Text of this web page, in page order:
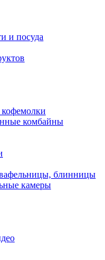
и посуда
комбайны
блинницы
камеры